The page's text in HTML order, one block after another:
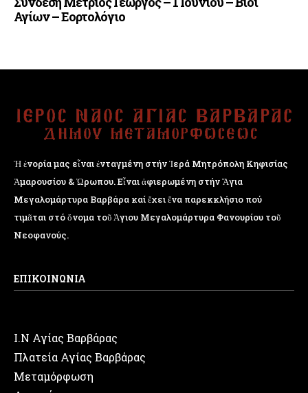
Αγίων – Εορτολόγιο
Ἡ ἐνορία μας εἶναι ἐνταγμένη στήν Ἱερά Μητρόπολη Κηφισίας
Ἁμαρουσίου & Ὠρωπου. Εἶναι ἀφιερωμένη στήν Ἅγια
Μεγαλομάρτυρα Βαρβάρα καί ἔχει ἕνα παρεκκλήσιο πού
τιμᾶται στό ὄνομα τοῦ Ἁγιου Μεγαλομάρτυρα Φανουρίου τοῦ
Νεοφανούς.
ΕΠΙΚΟΙΝΩΝΙΑ
Ι.Ν Αγίας Βαρβάρας
Πλατεία Αγίας Βαρβάρας
Μεταμόρφωση